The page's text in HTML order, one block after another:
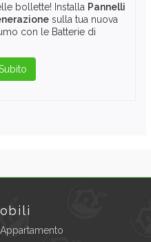
bollette! Installa Pannelli
sulla tua nuova
con le Batterie di